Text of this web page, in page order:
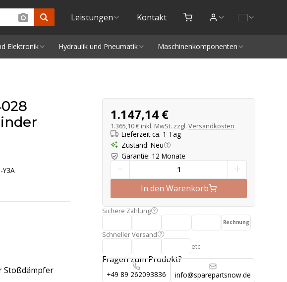
Leistungen Kontakt
Elektronik Hydraulik und Pneumatik Maschinenkomponenten
Y3A
Stoßdämpfer
Produktangebot
1.147,14 €
1.365,10 € inkl. MwSt. zzgl. Versandkosten
Lieferzeit ca. 1 Tag
Zustand:Neu
Garantie: 12 Monate
- +
In den Warenkorb
Sichere Zahlung
Rechnung
Schneller Versand
etc.
Fragen zum Produkt?
+49 89 262093836 info@sparepartsnow.de